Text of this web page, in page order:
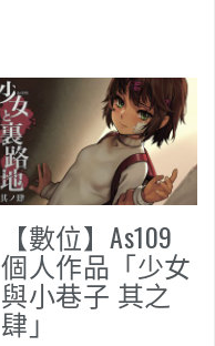
【數位】As109
個人作品「少女
與小巷子 其之
肆」